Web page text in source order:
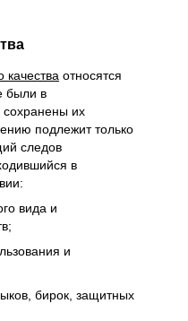
качества относятся
были в
сохранены их
подлежит только
следов
в
вида и
и
бирок, защитных